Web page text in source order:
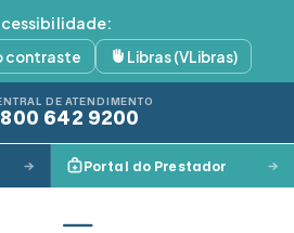
contraste Libras (VLibras)
DE ATENDIMENTO
642 9200
Portal do Prestador